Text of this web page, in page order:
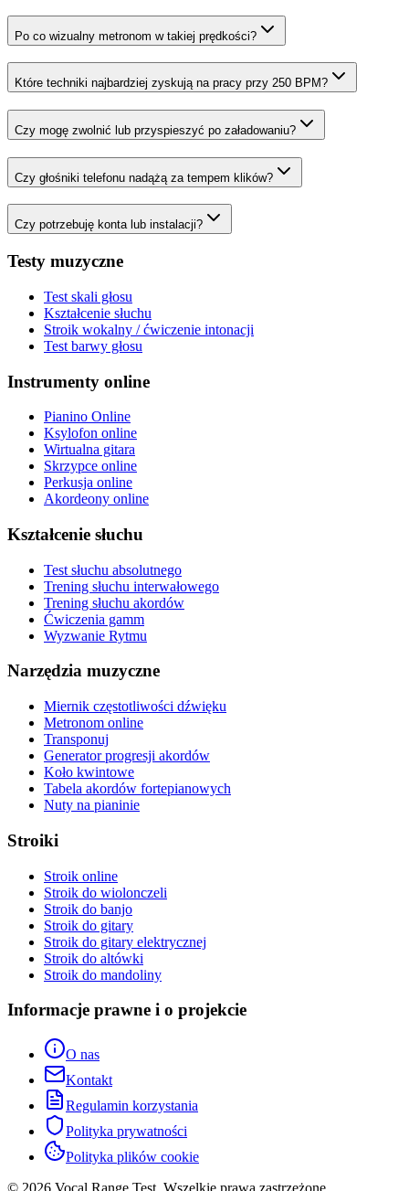
Po co wizualny metronom w takiej prędkości?
Które techniki najbardziej zyskują na pracy przy 250 BPM?
Czy mogę zwolnić lub przyspieszyć po załadowaniu?
Czy głośniki telefonu nadążą za tempem klików?
Czy potrzebuję konta lub instalacji?
Testy muzyczne
Test skali głosu
Kształcenie słuchu
Stroik wokalny / ćwiczenie intonacji
Test barwy głosu
Instrumenty online
Pianino Online
Ksylofon online
Wirtualna gitara
Skrzypce online
Perkusja online
Akordeony online
Kształcenie słuchu
Test słuchu absolutnego
Trening słuchu interwałowego
Trening słuchu akordów
Ćwiczenia gamm
Wyzwanie Rytmu
Narzędzia muzyczne
Miernik częstotliwości dźwięku
Metronom online
Transponuj
Generator progresji akordów
Koło kwintowe
Tabela akordów fortepianowych
Nuty na pianinie
Stroiki
Stroik online
Stroik do wiolonczeli
Stroik do banjo
Stroik do gitary
Stroik do gitary elektrycznej
Stroik do altówki
Stroik do mandoliny
Informacje prawne i o projekcie
O nas
Kontakt
Regulamin korzystania
Polityka prywatności
Polityka plików cookie
© 2026 Vocal Range Test. Wszelkie prawa zastrzeżone.